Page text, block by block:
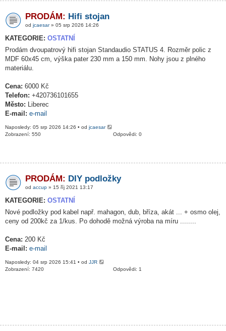
PRODÁM: Hifi stojan
od jcaesar» 05 srp 2026 14:26
KATEGORIE: OSTATNÍ
Prodám dvoupatrový hifi stojan Standaudio STATUS 4. Rozměr polic z
MDF 60x45 cm, výška pater 230 mm a 150 mm. Nohy jsou z plného
materiálu.
Cena: 6000 Kč
Telefon: +420736101655
Město: Liberec
E-mail: e-mail
Naposledy: 05 srp 2026 14:26 • od jcaesar
Odpovědi: 0
Zobrazení: 550
PRODÁM: DIY podložky
od accup » 15 říj 2021 13:17
KATEGORIE: OSTATNÍ
Nové podložky pod kabel např. mahagon, dub, bříza, akát ... + osmo olej,
ceny od 200kč za 1/kus. Po dohodě možná výroba na míru ........
Cena: 200 Kč
E-mail: e-mail
Naposledy: 04 srp 2026 15:41 • od JJR
Odpovědi: 1
Zobrazení: 7420